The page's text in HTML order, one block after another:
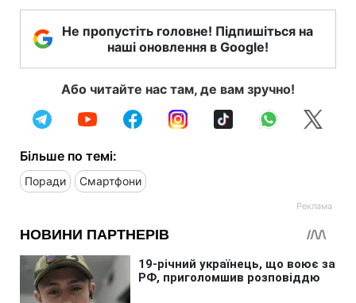
Не пропустіть головне! Підпишіться на
наші оновлення в Google!
Або читайте нас там, де вам зручно!
Більше по темі:
Поради Смартфони